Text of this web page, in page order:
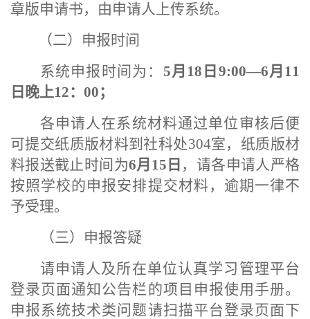
章版申请书，由申请人上传系统。
（二）申报时间
系统申报时间为： 5月 18 日 9:00—6月 11
日晚上12：00；
各申请人在系统材料通过单位审核后便
可提交纸质版材料到社科处304室，纸质版材
料报送截止时间为6月 15 日 ，请各申请人严格
按照学校的申报安排提交材料，逾期一律不
予受理。
（三）申报答疑
请申请人及所在单位认真学习管理平台
登录页面通知公告栏的项目申报使用手册。
申报系统技术类问题请扫描平台登录页面下